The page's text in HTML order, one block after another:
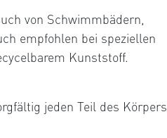
von Schwimmbädern,
empfohlen bei speziellen
Kunststoff.
jeden Teil des Körpers